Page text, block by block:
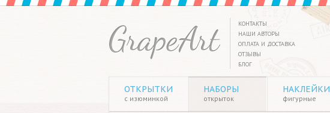
КОНТАКТЫ
НАШИ АВТОРЫ
ОПЛАТА И ДОСТАВКА
ОТЗЫВЫ
БЛОГ
ОТКРЫТКИ
с изюминкой
НАБОРЫ
открыток
НАКЛЕЙКИ
фигурные